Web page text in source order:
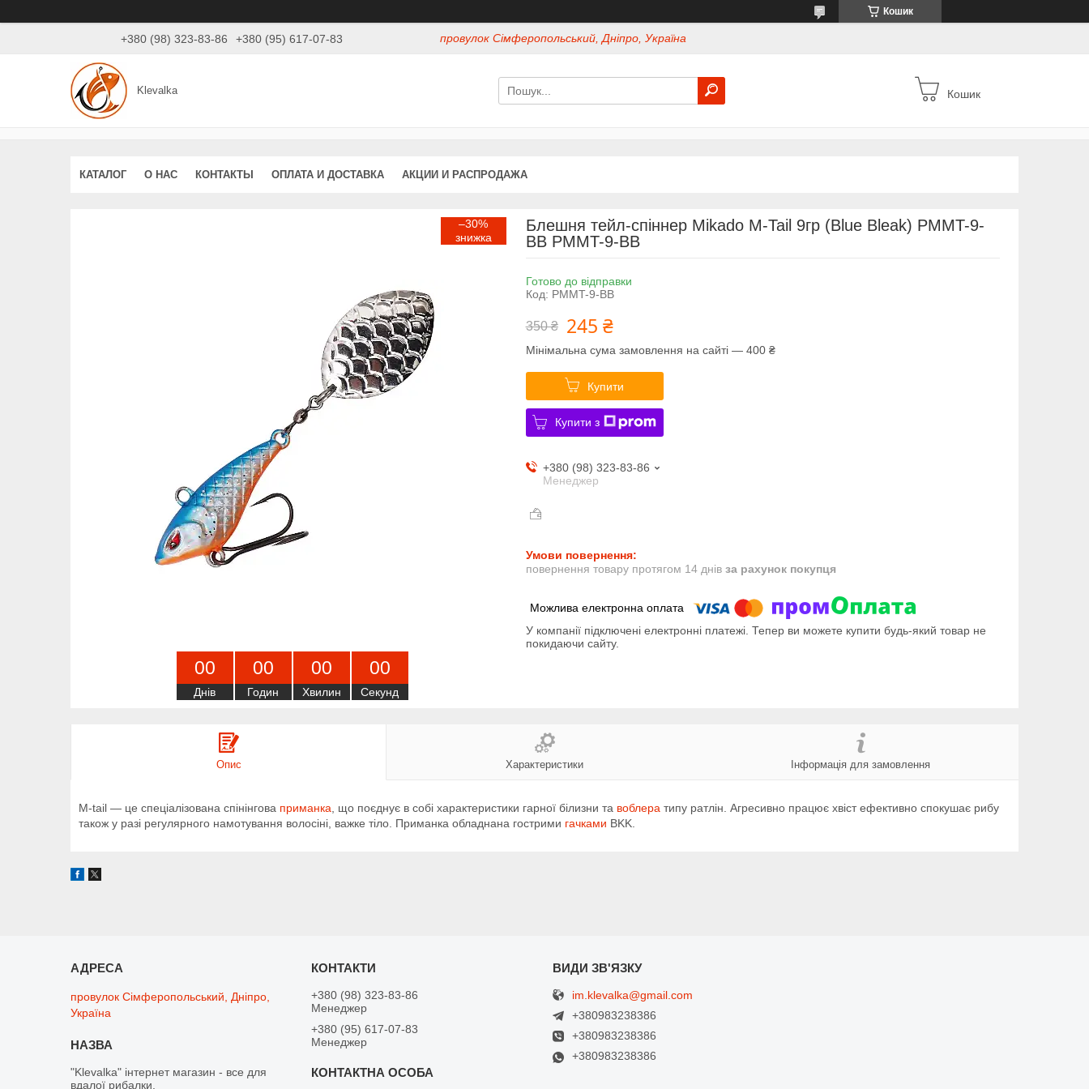
Кошик
+380 (98) 323-83-86 +380 (95) 617-07-83 провулок Сімферопольський, Дніпро, Україна
Klevalka Кошик
КАТАЛОГ О НАС КОНТАКТЫ ОПЛАТА И ДОСТАВКА АКЦИИ И РАСПРОДАЖА
–30%
00
Днів
00
Годин
00
Хвилин
00
Секунд
Блешня тейл-спіннер Mikado M-Tail 9гр (Blue Bleak) PMMT-9-
BB PMMT-9-BB
Готово до відправки
Код: PMMT-9-BB
350 ₴ 245 ₴
Мінімальна сума замовлення на сайті — 400 ₴
Купити
Купити з
+380 (98) 323-83-86
Менеджер
повернення товару протягом 14 днів за рахунок покупця
У компанії підключені електронні платежі. Тепер ви можете купити будь-який товар не
покидаючи сайту.
Опис Характеристики Інформація для замовлення
M-tail — це спеціалізована спінінгова приманка , що поєднує в собі характеристики гарної білизни та воблера типу ратлін. Агресивно працює хвіст ефективно спокушає рибу
також у разі регулярного намотування волосіні, важке тіло. Приманка обладнана гострими гачками BKK.
провулок Сімферопольський, Дніпро,
Україна
"Klevalka" інтернет магазин - все для
вдалої рибалки.
+380 (98) 323-83-86
Менеджер
+380 (95) 617-07-83
Менеджер
im.klevalka@gmail.com
+380983238386
+380983238386
+380983238386